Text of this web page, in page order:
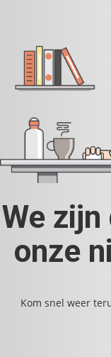
We
onze
Kom snel weer